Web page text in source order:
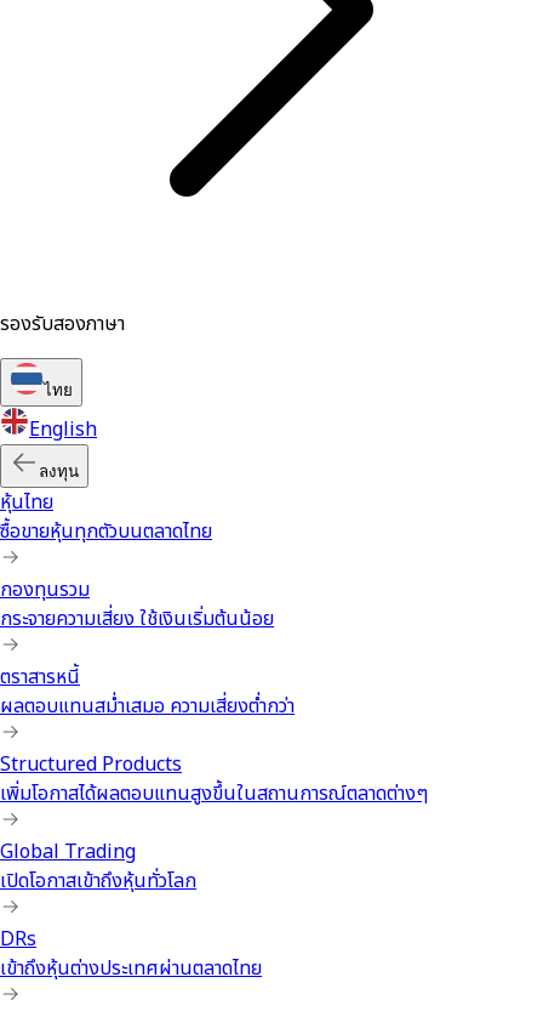
รองรับสองภาษา
ไทย
English
ลงทุน
หุ้นไทย
ซื้อขายหุ้นทุกตัวบนตลาดไทย
กองทุนรวม
กระจายความเสี่ยง ใช้เงินเริ่มต้นน้อย
ตราสารหนี้
ผลตอบแทนสม่ำเสมอ ความเสี่ยงต่ำกว่า
Structured Products
เพิ่มโอกาสได้ผลตอบแทนสูงขึ้นในสถานการณ์ตลาดต่างๆ
Global Trading
เปิดโอกาสเข้าถึงหุ้นทั่วโลก
DRs
เข้าถึงหุ้นต่างประเทศผ่านตลาดไทย